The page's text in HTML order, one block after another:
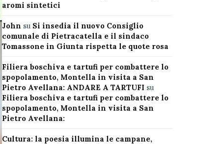
aromi sintetici
John su Si insedia il nuovo Consiglio
comunale di Pietracatella e il sindaco
Tomassone in Giunta rispetta le quote rosa
Filiera boschiva e tartufi per combattere lo
spopolamento, Montella in visita a San
Pietro Avellana: ANDARE A TARTUFI su
Filiera boschiva e tartufi per combattere lo
spopolamento, Montella in visita a San
Pietro Avellana:
Cultura: la poesia illumina le campane,